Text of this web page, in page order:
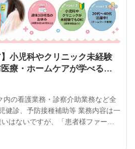
】小児科やクリニック未経験
療・ホームケアが学べる地
看護師に挑戦しませんか？
内の看護業務・診察介助業務など全
予防接種補助等 業務内容は一
はないですが、「患者様ファース
します！ 年2回の評価やインセンテ
せて評価する制度をご用意してい